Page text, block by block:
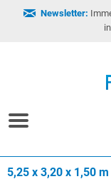
Newsletter:
5,25 x 3,20 x 1,50